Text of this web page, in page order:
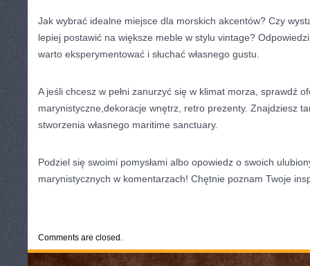
Jak wybrać idealne miejsce dla morskich akcentów? Czy
lepiej postawić na większe meble w stylu vintage?
warto eksperymentować i słuchać własnego gustu.
A jeśli chcesz w pełni zanurzyć się w klimat morza, sprawdź
marynistyczne,dekoracje wnętrz, retro prezenty. Znajdziesz
stworzenia własnego maritime sanctuary.
Podziel się swoimi pomysłami albo opowiedz o swoich
marynistycznych w komentarzach! Chętnie poznam Twoje
Comments are closed.